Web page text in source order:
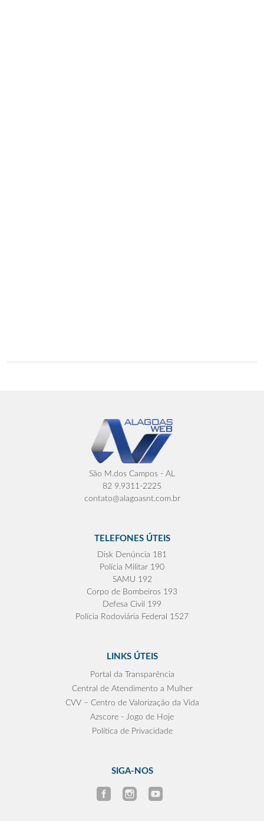
São M.dos Campos - AL
82 9.9311-2225
contato@alagoasnt.com.br
TELEFONES ÚTEIS
Disk Denúncia 181
Polícia Militar 190
SAMU 192
Corpo de Bombeiros 193
Defesa Civil 199
Polícia Rodoviária Federal 1527
LINKS ÚTEIS
Portal da Transparência
Central de Atendimento a Mulher
CVV – Centro de Valorização da Vida
Azscore - Jogo de Hoje
Política de Privacidade
SIGA-NOS